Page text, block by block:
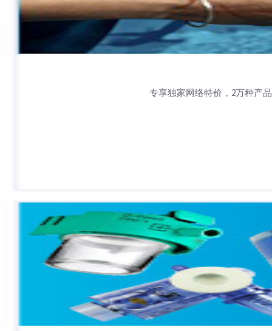
专享独家网络特价，2万种产